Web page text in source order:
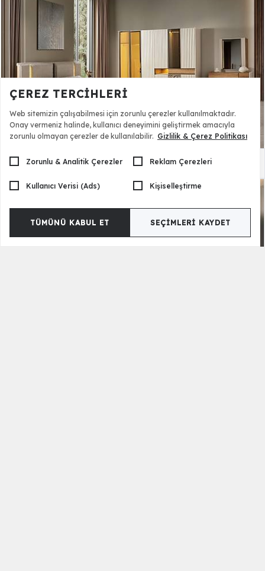
Lincoln Yatak Odası 117.990,00 TL
ÇEREZ TERCIHLERI
Web sitemizin çalışabilmesi için zorunlu çerezler kullanılmaktadır.
Onay vermeniz halinde, kullanıcı deneyimini geliştirmek amacıyla
zorunlu olmayan çerezler de kullanılabilir. Gizlilik & Çerez Politikası
Zorunlu & Analitik Çerezler Reklam Çerezleri
Kullanıcı Verisi (Ads) Kişiselleştirme
TÜMÜNÜ KABUL ET SEÇIMLERI KAYDET